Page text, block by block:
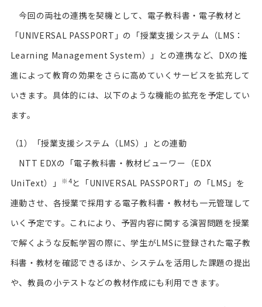
今回の両社の連携を契機として、電子教科書・電子教材と
「UNIVERSAL PASSPORT」の「授業支援システム（LMS：
Learning Management System）」との連携など、DXの推
進によって教育の効果をさらに高めていくサービスを拡充して
いきます。具体的には、以下のような機能の拡充を予定してい
ます。
（1）「授業支援システム（LMS）」との連動
NTT EDXの「電子教科書・教材ビューワー（EDX
UniText）」
※4と「UNIVERSAL PASSPORT」の「LMS」を
連動させ、各授業で採用する電子教科書・教材も一元管理して
いく予定です。これにより、予習内容に関する演習問題を授業
で解くような反転学習の際に、学生がLMSに登録された電子教
科書・教材を確認できるほか、システムを活用した課題の提出
や、教員の小テストなどの教材作成にも利用できます。